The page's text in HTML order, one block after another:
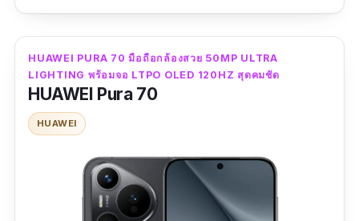
พร้อม Bluetooth 5.4 และ NFC เพื่อความสะดวก
ในการเชื่อมต่ออุปกรณ์และจ่ายเงินแบบไร้สาย
ทำงานบน ColorOS 15 บน Android เวอร์ชันล่าสุด
ให้ประสบการณ์ใช้งานลื่นไหลพร้อมฟีเจอร์อัจฉริยะ
ที่ออกแบบมาสำหรับมือถือกล้องคมชัดโดยเฉพาะ
สเปคเด่น
โทรศัพท์กล้องสวย OnePlus 13 มาพร้อมกล้อง
หลังระดับโปร 50MP ทุกเลนส์ จัดเต็มทั้งกล้องหลัก
เซ็นเซอร์ Sony LYT-808 ขนาดใหญ่ 1/1.4” รูรับ
เยี่ยม เหมาะกับคนที่ต้องการมือถือถ่ายรูปสวยคม
ชัดทุกสถานการณ์
HUAWEI PURA 70 มือถือกล้องสวย 50MP ULTRA
LIGHTING พร้อมจอ LTPO OLED 120HZ สุดคมชัด
HUAWEI Pura 70
HUAWEI